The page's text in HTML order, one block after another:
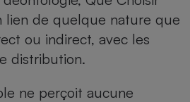
lien de quelque nature que
ou indirect, avec les
distribution.
ne perçoit aucune